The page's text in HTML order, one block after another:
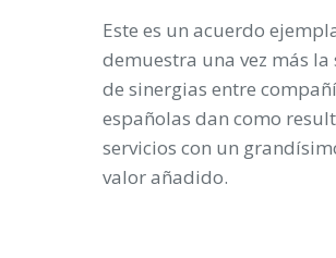
Este es un acuerdo
demuestra una vez más la
de sinergias entre
españolas dan como
servicios con un
valor añadido.